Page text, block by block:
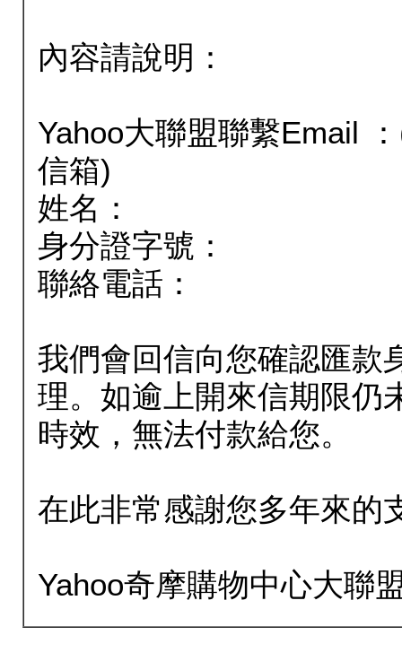
內容請說明：
Yahoo大聯盟聯繫Email
信箱)
姓名：
身分證字號：
聯絡電話：
我們會回信向您確認匯款
理。如逾上開來信期限仍
時效，無法付款給您。
在此非常感謝您多年來的
Yahoo奇摩購物中心大